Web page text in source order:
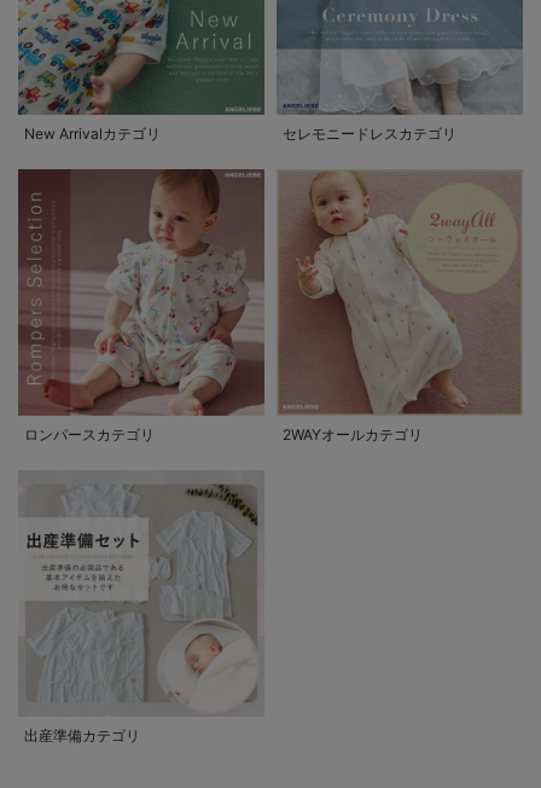
New Arrivalカテゴリ セレモニードレスカテゴリ
ロンパースカテゴリ 2WAYオールカテゴリ
出産準備カテゴリ